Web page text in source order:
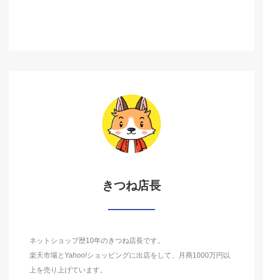
きつね店長
ネットショップ歴10年のきつね店長です。
楽天市場とYahoo!ショッピングに出店をして、月商1000万円以
上を売り上げています。